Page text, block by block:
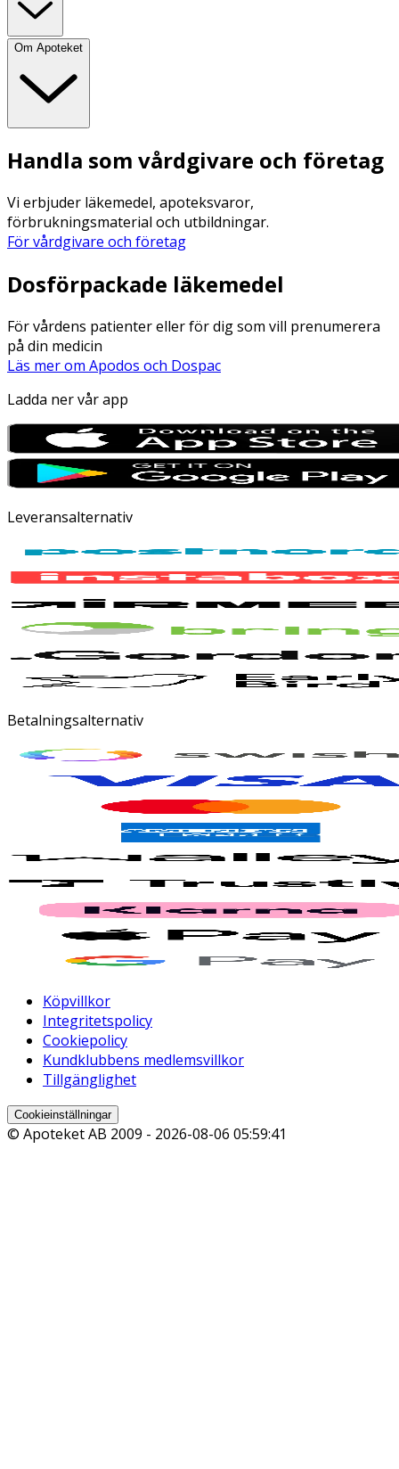
Om Apoteket
Handla som vårdgivare och företag
Vi erbjuder läkemedel, apoteksvaror,
förbrukningsmaterial och utbildningar.
För vårdgivare och företag
Dosförpackade läkemedel
För vårdens patienter eller för dig som vill prenumerera
på din medicin
Läs mer om Apodos och Dospac
Ladda ner vår app
Leveransalternativ
Betalningsalternativ
Köpvillkor
Integritetspolicy
Cookiepolicy
Kundklubbens medlemsvillkor
Tillgänglighet
Cookieinställningar
© Apoteket AB 2009 - 2026-08-06 05:59:41